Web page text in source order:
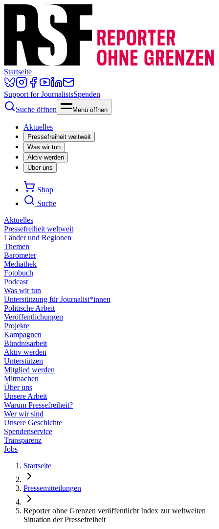
Startseite
Support for JournalistsSpenden
Suche öffnen
Menü öffnen
Aktuelles
Pressefreiheit weltweit
Was wir tun
Aktiv werden
Über uns
Shop
Suche
Aktuelles
Pressefreiheit weltweit
Länder und Regionen
Themen
Barometer
Mediathek
Fotobuch
Podcast
Was wir tun
Unterstützung für Journalist*innen
Politische Arbeit
Veröffentlichungen
Projekte
Kampagnen
Bündnisarbeit
Aktiv werden
Unterstützen
Mitglied werden
Mitmachen
Über uns
Unsere Arbeit
Warum Pressefreiheit?
Wer wir sind
Unsere Geschichte
Spendenservice
Transparenz
Jobs
Startseite
Pressemitteilungen
Reporter ohne Grenzen veröffentlicht Index zur weltweiten
Situation der Pressefreiheit